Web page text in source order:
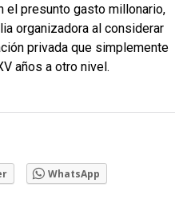
el presunto gasto millonario,
organizadora al considerar
privada que simplemente
años a otro nivel.
WhatsApp